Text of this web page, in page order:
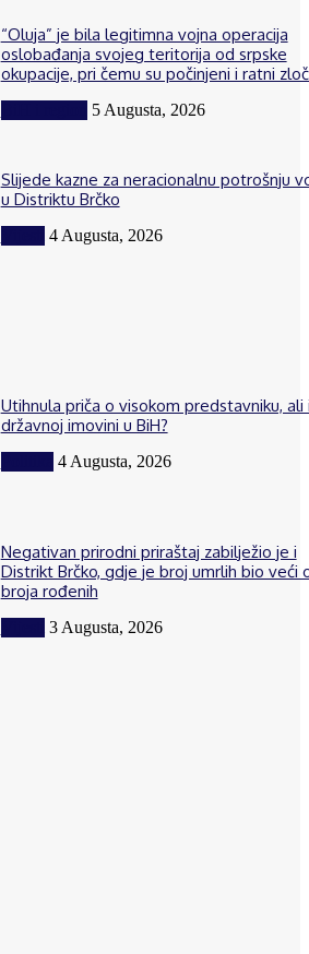
“Oluja” je bila legitimna vojna operacija
oslobađanja svojeg teritorija od srpske
okupacije, pri čemu su počinjeni i ratni
5 Augusta, 2026
Slijede kazne za neracionalnu potrošnju
u Distriktu Brčko
4 Augusta, 2026
Utihnula priča o visokom predstavniku, ali
državnoj imovini u BiH?
4 Augusta, 2026
Negativan prirodni priraštaj zabilježio je i
Distrikt Brčko, gdje je broj umrlih bio veći
broja rođenih
3 Augusta, 2026